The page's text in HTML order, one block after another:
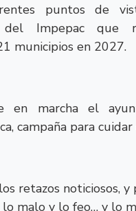
puntos de
del Impepac que
municipios en 2027.
en marcha el
campaña para
retazos noticiosos,
lo malo y lo feo… y lo